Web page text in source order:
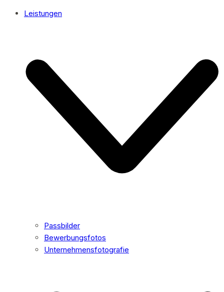
Leistungen
Passbilder
Bewerbungsfotos
Unternehmensfotografie